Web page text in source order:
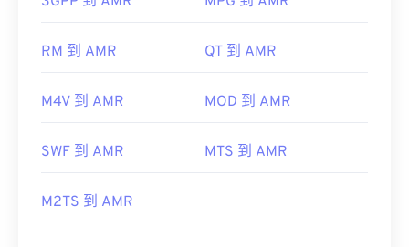
RM 到 AMR QT 到 AMR
M4V 到 AMR MOD 到 AMR
SWF 到 AMR MTS 到 AMR
M2TS 到 AMR